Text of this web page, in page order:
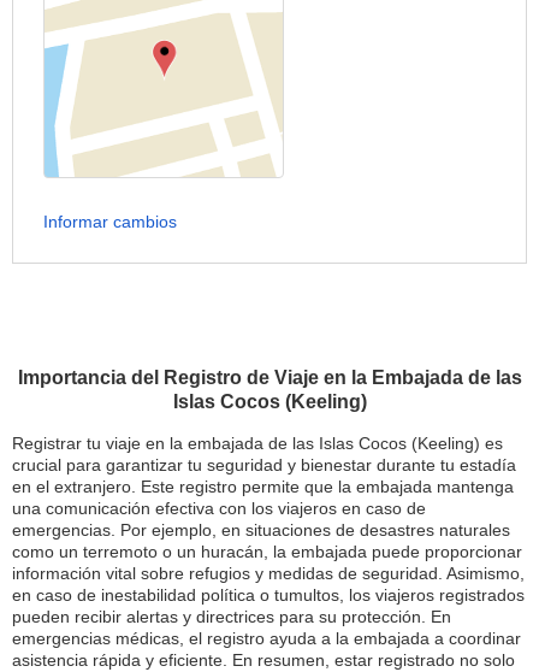
Importancia del Registro de Viaje en la Embajada de las
Islas Cocos (Keeling)
Registrar tu viaje en la embajada de las Islas Cocos (Keeling) es
crucial para garantizar tu seguridad y bienestar durante tu estadía
en el extranjero. Este registro permite que la embajada mantenga
una comunicación efectiva con los viajeros en caso de
emergencias. Por ejemplo, en situaciones de desastres naturales
como un terremoto o un huracán, la embajada puede proporcionar
información vital sobre refugios y medidas de seguridad. Asimismo,
en caso de inestabilidad política o tumultos, los viajeros registrados
pueden recibir alertas y directrices para su protección. En
emergencias médicas, el registro ayuda a la embajada a coordinar
asistencia rápida y eficiente. En resumen, estar registrado no solo
Informar cambios